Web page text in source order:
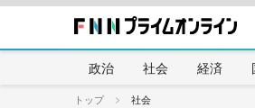
政治 社会 経済
トップ 社会